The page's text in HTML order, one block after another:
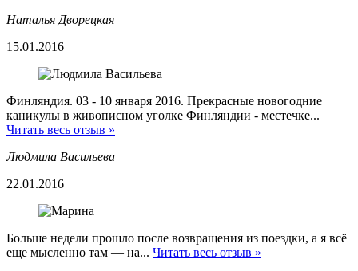
Наталья Дворецкая
15.01.2016
Финляндия. 03 - 10 января 2016. Прекрасные новогодние
каникулы в живописном уголке Финляндии - местечке...
Читать весь отзыв »
Людмила Васильева
22.01.2016
Больше недели прошло после возвращения из поездки, а я всё
еще мысленно там — на... Читать весь отзыв »